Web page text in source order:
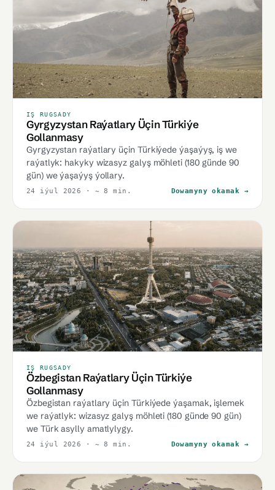
IŞ RUGSADY
Gyrgyzystan Raýatlary Üçin Türkiýe
Gollanmasy
Gyrgyzystan raýatlary üçin Türkiýede ýaşaýyş, iş we
raýatlyk: hakyky wizasyz galyş möhleti (180 günde 90
gün) we ýaşaýyş ýollary.
24 iýul 2026 · ~ 8 min. Dowamyny okamak →
IŞ RUGSADY
Özbegistan Raýatlary Üçin Türkiýe
Gollanmasy
Özbegistan raýatlary üçin Türkiýede ýaşamak, işlemek
we raýatlyk: wizasyz galyş möhleti (180 günde 90 gün)
we Türk asylly amatlylygy.
24 iýul 2026 · ~ 8 min. Dowamyny okamak →